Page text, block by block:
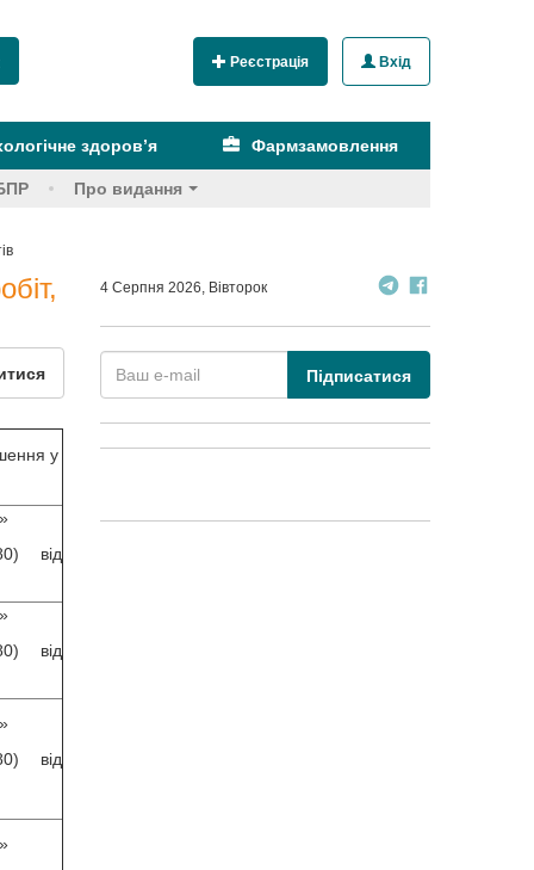
Реєстрація Вхід
здоров’я Фармзамовлення
Про видання
у
від
від
від
4 Серпня 2026, Вівторок
Підписатися